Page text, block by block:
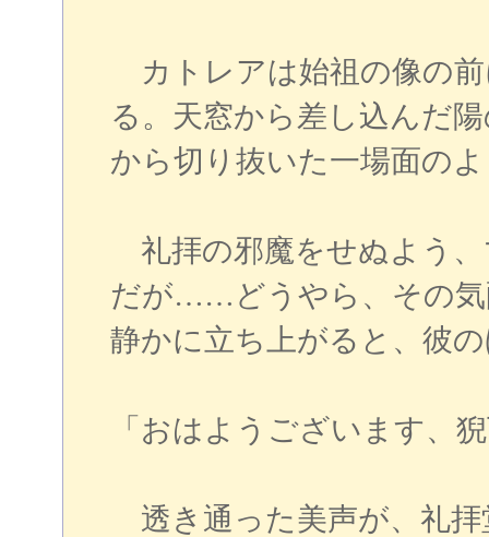
カトレアは始祖の像の
る。天窓から差し込んだ
から切り抜いた一場面の
礼拝の邪魔をせぬよう
だが……どうやら、その気
静かに立ち上がると、彼
「おはようございます、
透き通った美声が、礼拝